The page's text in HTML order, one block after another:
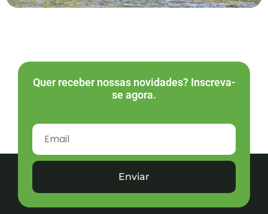
Quer receber nossas novidades? Inscreva-
se agora.
Enviar